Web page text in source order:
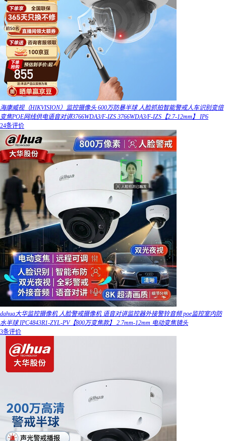
海康威视（HIKVISION）监控摄像头 600万防暴半球 人脸抓拍智能警戒人车识别变倍
变焦POE网线供电语音对讲3766WDA3/F-IZS 3766WDA3/F-IZS【2.7-12mm】 IP6
24条评价
dahua大华监控摄像机 人脸警戒摄像机 语音对讲监控器外接警铃音频 poe监控室内防
水半球 IPC4843R1-ZYL-PV【800万变焦款】 2.7mm-12mm 电动变焦镜头
3条评价